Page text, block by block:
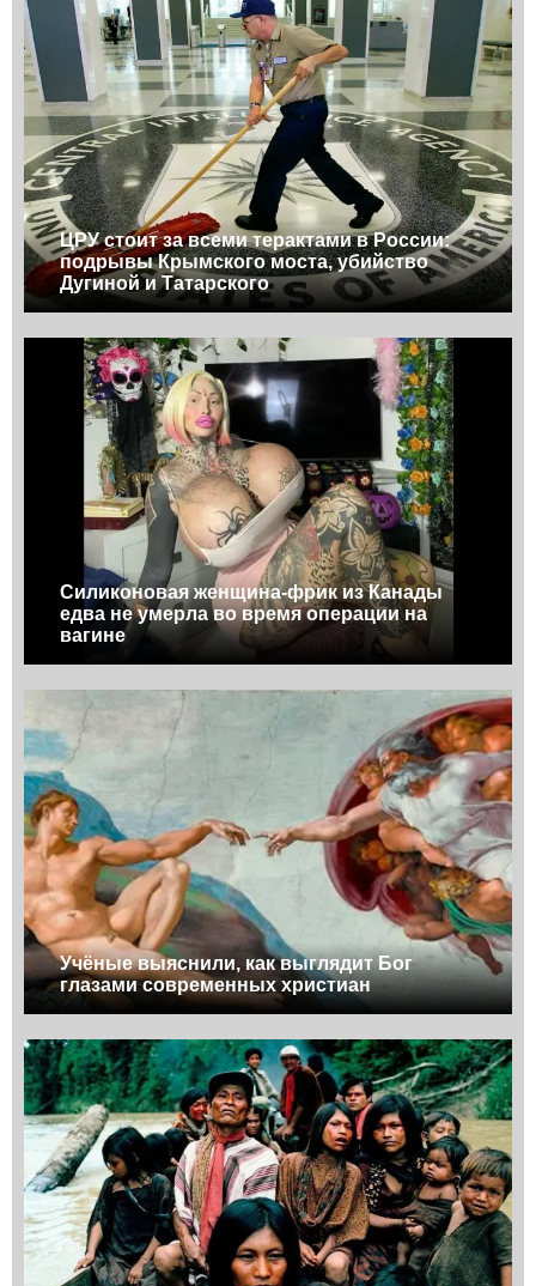
ЦРУ стоит за всеми терактами в России:
подрывы Крымского моста, убийство
Дугиной и Татарского
Силиконовая женщина-фрик из Канады
едва не умерла во время операции на
вагине
Учёные выяснили, как выглядит Бог
глазами современных христиан